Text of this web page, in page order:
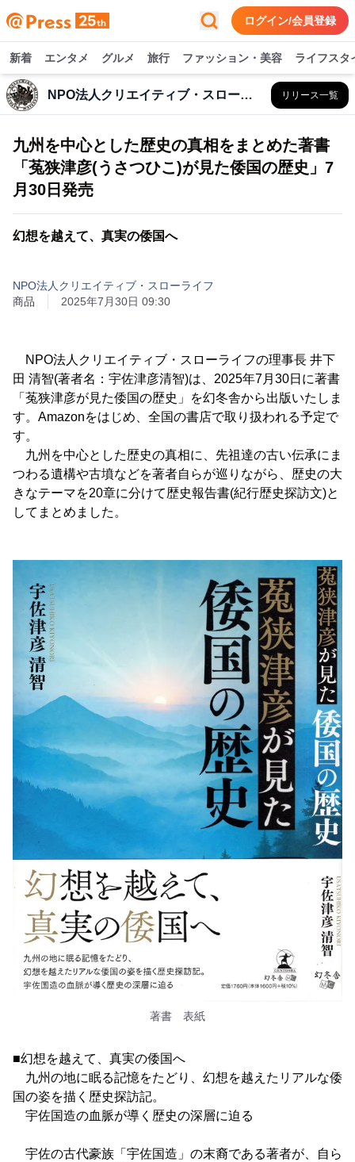
ログイン/会員登録
新着 エンタメ グルメ 旅行 ファッション・美容 ライフスタ
NPO法人クリエイティブ・スローライフ リリース一覧
九州を中心とした歴史の真相をまとめた著書
「菟狭津彦(うさつひこ)が見た倭国の歴史」7
月30日発売
幻想を越えて、真実の倭国へ
NPO法人クリエイティブ・スローライフ
商品
2025年7月30日 09:30
NPO法人クリエイティブ・スローライフの理事長 井下
田 清智(著者名：宇佐津彦清智)は、2025年7月30日に著書
「菟狭津彦が見た倭国の歴史」を幻冬舎から出版いたしま
す。Amazonをはじめ、全国の書店で取り扱われる予定で
す。
九州を中心とした歴史の真相に、先祖達の古い伝承にま
つわる遺構や古墳などを著者自らが巡りながら、歴史の大
きなテーマを20章に分けて歴史報告書(紀行歴史探訪文)と
してまとめました。
著書 表紙
■幻想を越えて、真実の倭国へ
九州の地に眠る記憶をたどり、幻想を越えたリアルな倭
国の姿を描く歴史探訪記。
宇佐国造の血脈が導く歴史の深層に迫る
宇佐の古代豪族「宇佐国造」の末裔である著者が、自ら